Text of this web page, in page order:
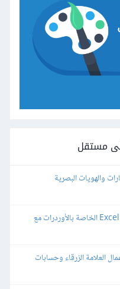
مستقل
والهويات البصرية